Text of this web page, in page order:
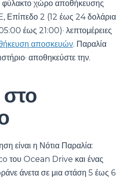
φύλακτο χώρο αποθήκευσης
Επίπεδο 2 (12 έως 24 δολάρια
έως 21:00)· λεπτομέρειες
αποσκευών. Παραλία
αποθηκεύστε την.
στο
είναι η Νότια Παραλία:
του Ocean Drive και ένας
άνετα σε μια στάση 5 έως 6